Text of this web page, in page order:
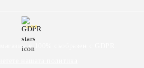
GDPR
е 100% съобразен с GDPR.